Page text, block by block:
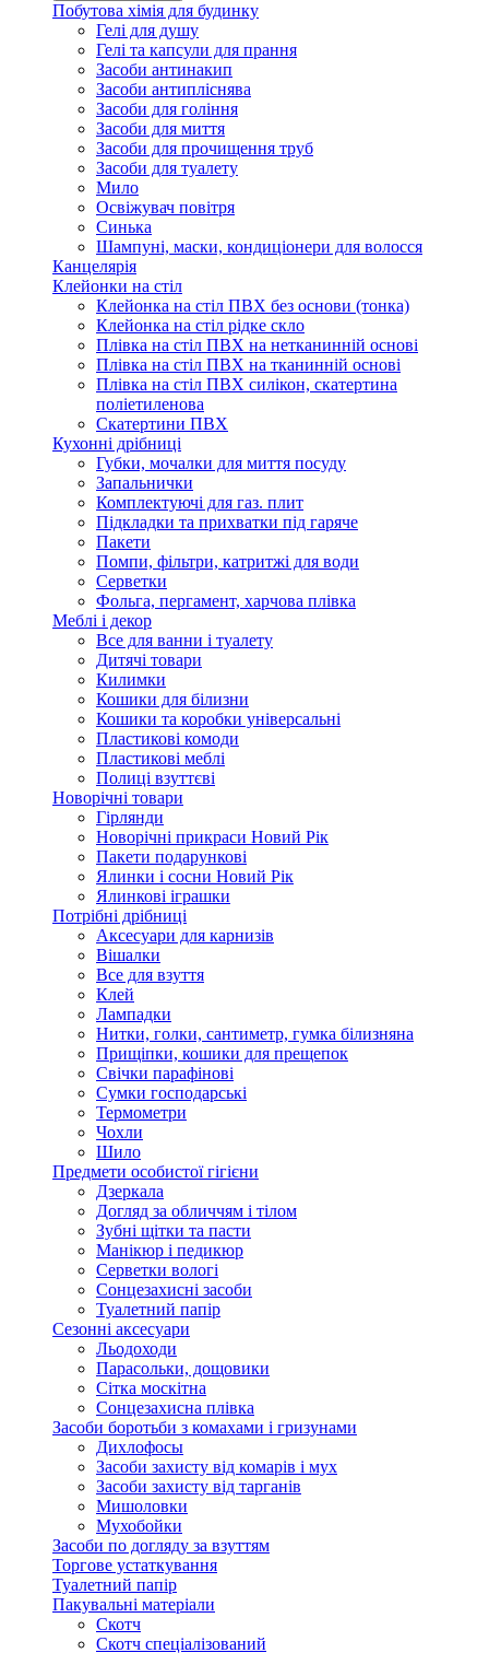
Побутова хімія для будинку
Гелі для душу
Гелі та капсули для прання
Засоби антинакип
Засоби антипліснява
Засоби для гоління
Засоби для миття
Засоби для прочищення труб
Засоби для туалету
Мило
Освіжувач повітря
Синька
Шампуні, маски, кондиціонери для волосся
Канцелярія
Клейонки на стіл
Клейонка на стіл ПВХ без основи (тонка)
Клейонка на стіл рідке скло
Плівка на стіл ПВХ на нетканинній основі
Плівка на стіл ПВХ на тканинній основі
Плівка на стіл ПВХ силікон, скатертина
поліетиленова
Скатертини ПВХ
Кухонні дрібниці
Губки, мочалки для миття посуду
Запальнички
Комплектуючі для газ. плит
Підкладки та прихватки під гаряче
Пакети
Помпи, фільтри, катритжі для води
Серветки
Фольга, пергамент, харчова плівка
Меблі і декор
Все для ванни і туалету
Дитячі товари
Килимки
Кошики для білизни
Кошики та коробки універсальні
Пластикові комоди
Пластикові меблі
Полиці взуттєві
Новорічні товари
Гірлянди
Новорічні прикраси Новий Рік
Пакети подарункові
Ялинки і сосни Новий Рік
Ялинкові іграшки
Потрібні дрібниці
Аксесуари для карнизів
Вішалки
Все для взуття
Клей
Лампадки
Нитки, голки, сантиметр, гумка білизняна
Прищіпки, кошики для прещепок
Свічки парафінові
Сумки господарські
Термометри
Чохли
Шило
Предмети особистої гігієни
Дзеркала
Догляд за обличчям і тілом
Зубні щітки та пасти
Манікюр і педикюр
Серветки вологі
Сонцезахисні засоби
Туалетний папір
Сезонні аксесуари
Льодоходи
Парасольки, дощовики
Сітка москітна
Сонцезахисна плівка
Засоби боротьби з комахами і гризунами
Дихлофосы
Засоби захисту від комарів і мух
Засоби захисту від тарганів
Мишоловки
Мухобойки
Засоби по догляду за взуттям
Торгове устаткування
Туалетний папір
Пакувальні матеріали
Скотч
Скотч спеціалізований